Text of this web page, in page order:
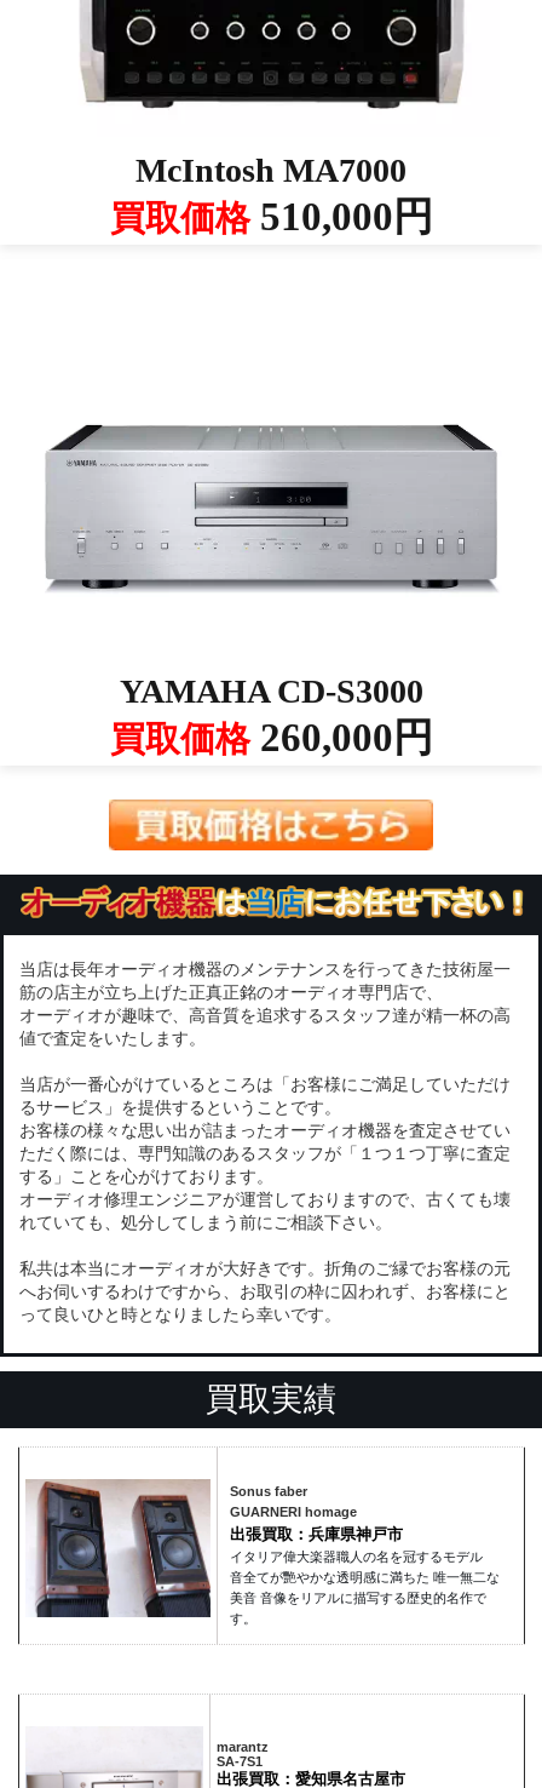
McIntosh MA7000
買取価格510,000円
YAMAHA CD-S3000
買取価格260,000円
当店は長年オーディオ機器のメンテナンスを行ってきた技術屋一
筋の店主が立ち上げた正真正銘のオーディオ専門店で、
オーディオが趣味で、高音質を追求するスタッフ達が精一杯の高
値で査定をいたします。
当店が一番心がけているところは「お客様にご満足していただけ
るサービス」を提供するということです。
お客様の様々な思い出が詰まったオーディオ機器を査定させてい
ただく際には、専門知識のあるスタッフが「１つ１つ丁寧に査定
する」ことを心がけております。
オーディオ修理エンジニアが運営しておりますので、古くても壊
れていても、処分してしまう前にご相談下さい。
私共は本当にオーディオが大好きです。折角のご縁でお客様の元
へお伺いするわけですから、お取引の枠に囚われず、お客様にと
って良いひと時となりましたら幸いです。
買取実績
Sonus faber
GUARNERI homage
出張買取：兵庫県神戸市
イタリア偉大楽器職人の名を冠するモデル
音全てが艷やかな透明感に満ちた 唯一無二な
美音 音像をリアルに描写する歴史的名作で
す。
marantz
SA-7S1
出張買取：愛知県名古屋市